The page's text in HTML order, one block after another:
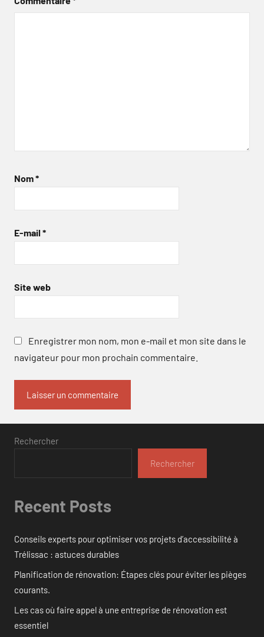
Nom*
E-mail *
Site web
Enregistrer mon nom, mon e-mail et mon site dans le
navigateur pour mon prochain commentaire.
Rechercher
Rechercher
Recent Posts
Conseils experts pour optimiser vos projets d’accessibilité à
Trélissac : astuces durables
Planification de rénovation: Étapes clés pour éviter les pièges
courants.
Les cas où faire appel à une entreprise de rénovation est
essentiel